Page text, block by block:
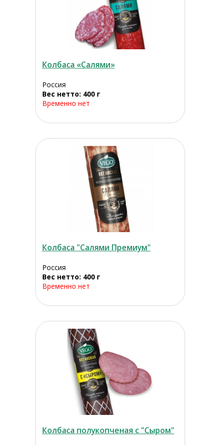
Колбаса «Салями»
Россия
Вес нетто: 400 г
Временно нет
Колбаса "Салями Премиум"
Россия
Вес нетто: 400 г
Временно нет
Колбаса полукопченая с "Сыром"